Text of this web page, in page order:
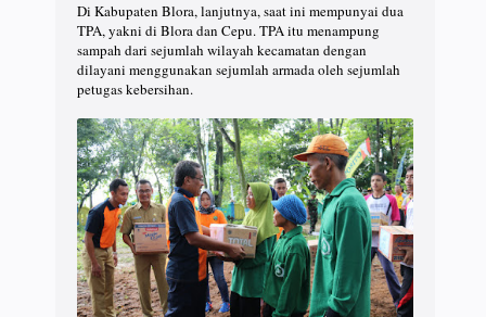
Di Kabupaten Blora, lanjutnya, saat ini mempunyai dua
TPA, yakni di Blora dan Cepu. TPA itu menampung
sampah dari sejumlah wilayah kecamatan dengan
dilayani menggunakan sejumlah armada oleh sejumlah
petugas kebersihan.